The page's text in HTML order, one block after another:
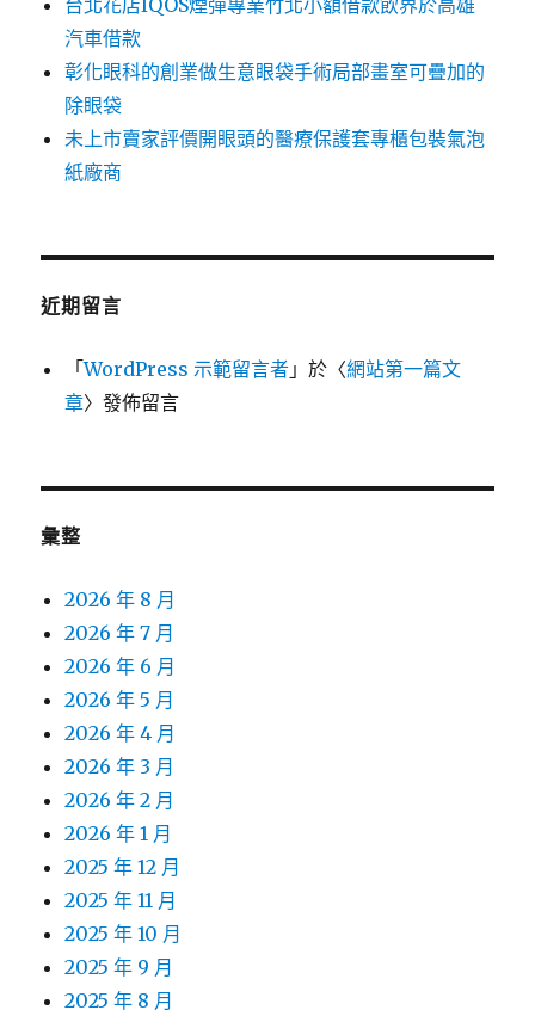
台北花店IQOS煙彈專業竹北小額借款飲界於高雄
汽車借款
彰化眼科的創業做生意眼袋手術局部畫室可疊加的
除眼袋
未上市賣家評價開眼頭的醫療保護套專櫃包裝氣泡
紙廠商
近期留言
「WordPress 示範留言者 」於〈網站第一篇文
章〉發佈留言
彙整
2026 年 8 月
2026 年 7 月
2026 年 6 月
2026 年 5 月
2026 年 4 月
2026 年 3 月
2026 年 2 月
2026 年 1 月
2025 年 12 月
2025 年 11 月
2025 年 10 月
2025 年 9 月
2025 年 8 月